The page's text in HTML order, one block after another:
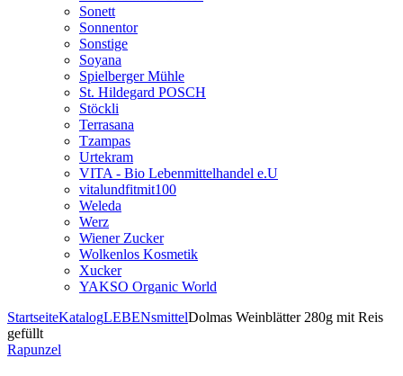
Sonett
Sonnentor
Sonstige
Soyana
Spielberger Mühle
St. Hildegard POSCH
Stöckli
Terrasana
Tzampas
Urtekram
VITA - Bio Lebenmittelhandel e.U
vitalundfitmit100
Weleda
Werz
Wiener Zucker
Wolkenlos Kosmetik
Xucker
YAKSO Organic World
StartseiteKatalogLEBENsmittelDolmas Weinblätter 280g mit Reis
gefüllt
Rapunzel